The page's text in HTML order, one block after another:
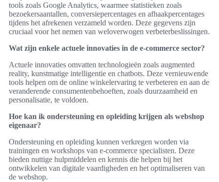
tools zoals Google Analytics, waarmee statistieken zoals
bezoekersaantallen, conversiepercentages en afhaakpercentages
tijdens het afrekenen verzameld worden. Deze gegevens zijn
cruciaal voor het nemen van weloverwogen verbeterbeslissingen.
Wat zijn enkele actuele innovaties in de e-commerce sector?
Actuele innovaties omvatten technologieën zoals augmented
reality, kunstmatige intelligentie en chatbots. Deze vernieuwende
tools helpen om de online winkelervaring te verbeteren en aan de
veranderende consumentenbehoeften, zoals duurzaamheid en
personalisatie, te voldoen.
Hoe kan ik ondersteuning en opleiding krijgen als webshop
eigenaar?
Ondersteuning en opleiding kunnen verkregen worden via
trainingen en workshops van e-commerce specialisten. Deze
bieden nuttige hulpmiddelen en kennis die helpen bij het
ontwikkelen van digitale vaardigheden en het optimaliseren van
de webshop.